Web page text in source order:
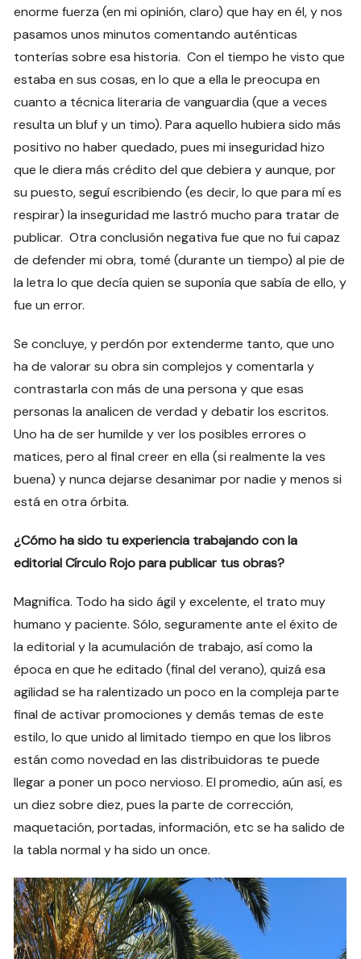
enorme fuerza (en mi opinión, claro) que hay en él, y nos
pasamos unos minutos comentando auténticas
tonterías sobre esa historia. Con el tiempo he visto que
estaba en sus cosas, en lo que a ella le preocupa en
cuanto a técnica literaria de vanguardia (que a veces
resulta un bluf y un timo). Para aquello hubiera sido más
positivo no haber quedado, pues mi inseguridad hizo
que le diera más crédito del que debiera y aunque, por
su puesto, seguí escribiendo (es decir, lo que para mí es
respirar) la inseguridad me lastró mucho para tratar de
publicar. Otra conclusión negativa fue que no fui capaz
de defender mi obra, tomé (durante un tiempo) al pie de
la letra lo que decía quien se suponía que sabía de ello, y
fue un error.
Se concluye, y perdón por extenderme tanto, que uno
ha de valorar su obra sin complejos y comentarla y
contrastarla con más de una persona y que esas
personas la analicen de verdad y debatir los escritos.
Uno ha de ser humilde y ver los posibles errores o
matices, pero al final creer en ella (si realmente la ves
buena) y nunca dejarse desanimar por nadie y menos si
está en otra órbita.
¿Cómo ha sido tu experiencia trabajando con la
editorial Círculo Rojo para publicar tus obras?
Magnifica. Todo ha sido ágil y excelente, el trato muy
humano y paciente. Sólo, seguramente ante el éxito de
la editorial y la acumulación de trabajo, así como la
época en que he editado (final del verano), quizá esa
agilidad se ha ralentizado un poco en la compleja parte
final de activar promociones y demás temas de este
estilo, lo que unido al limitado tiempo en que los libros
están como novedad en las distribuidoras te puede
llegar a poner un poco nervioso. El promedio, aún así, es
un diez sobre diez, pues la parte de corrección,
maquetación, portadas, información, etc se ha salido de
la tabla normal y ha sido un once.